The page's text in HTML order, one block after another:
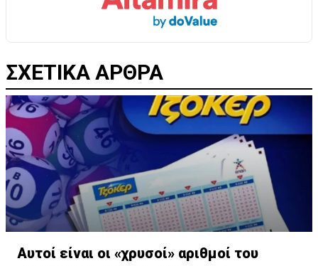
ΣΧΕΤΙΚΑ ΑΡΘΡΑ
Αυτοί είναι οι «χρυσοί» αριθμοί του